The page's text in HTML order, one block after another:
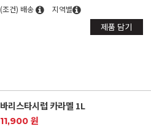
(조건) 배송 지역별
제품 담기
바리스타시럽 카라멜 1L
11,900 원